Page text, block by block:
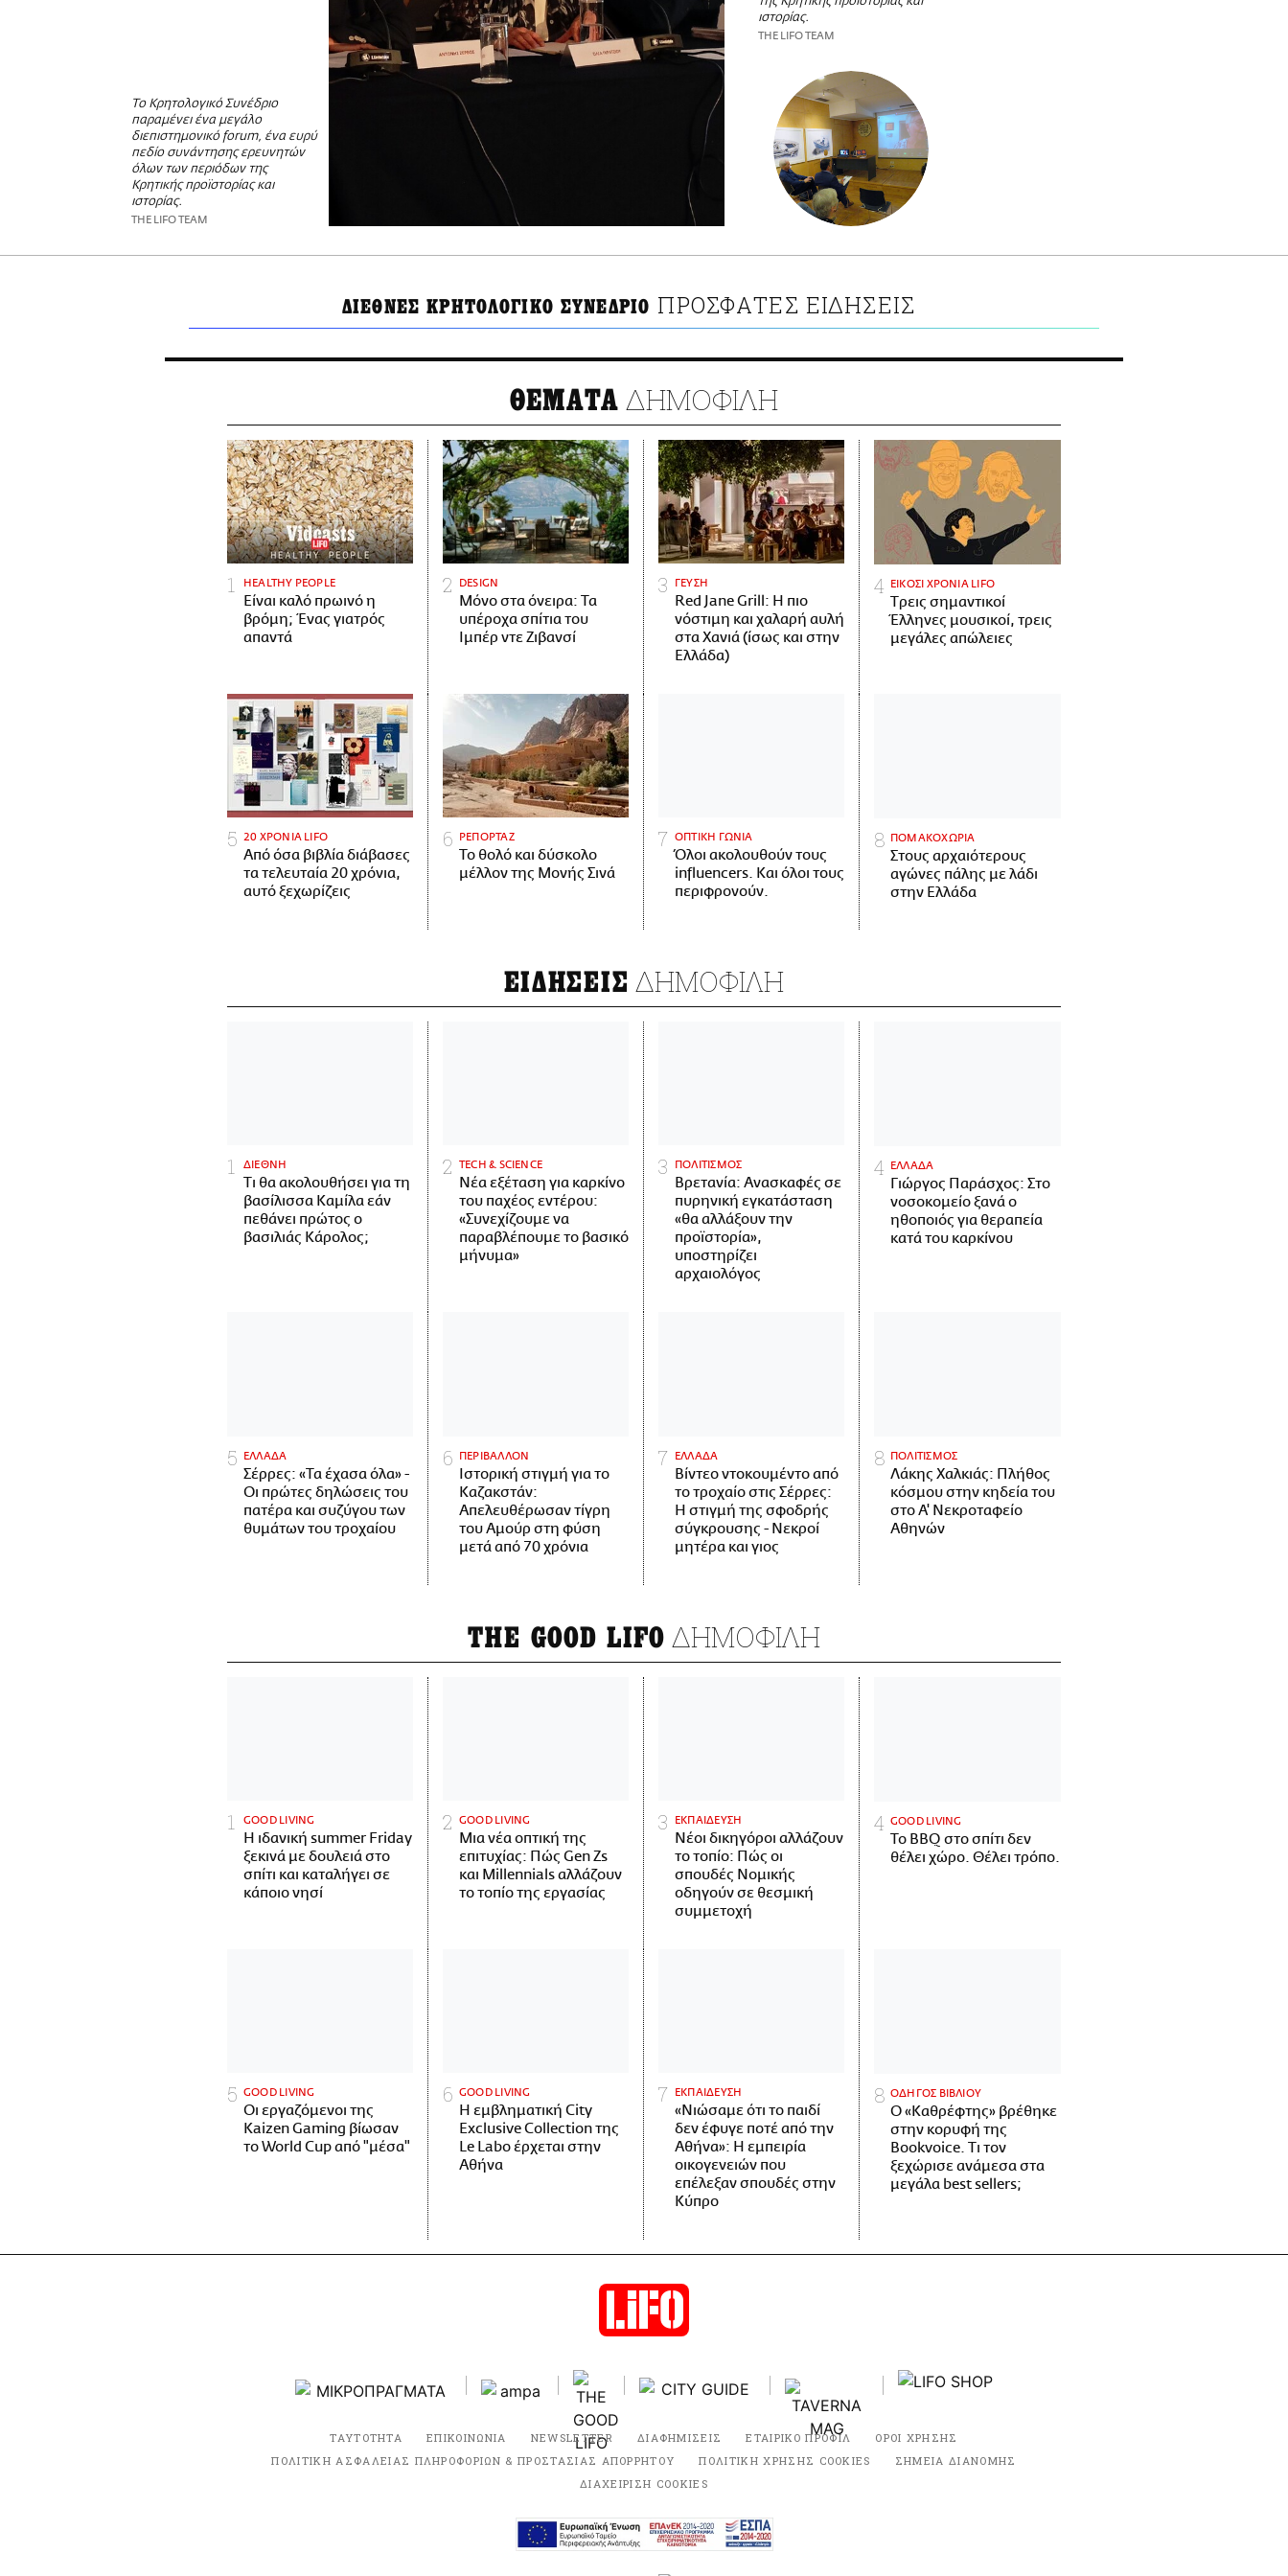
Το Κρητολογικό Συνέδριο
παραμένει ένα μεγάλο
διεπιστημονικό forum, ένα ευρύ
πεδίο συνάντησης ερευνητών
όλων των περιόδων της
Κρητικής προϊστορίας και
ιστορίας.
THE LIFO TEAM
ιστορίας.
THE LIFO TEAM
ΔΙΕΘΝΕΣ ΚΡΗΤΟΛΟΓΙΚΟ ΣΥΝΕΔΡΙΟ ΠΡΟΣΦΑΤΕΣ ΕΙΔΗΣΕΙΣ
ΘΕΜΑΤΑ ΔΗΜΟΦΙΛΗ
HEALTHY PEOPLE
Είναι καλό πρωινό η
βρόμη; Ένας γιατρός
απαντά
DESIGN
Μόνο στα όνειρα: Τα
υπέροχα σπίτια του
Ιμπέρ ντε Ζιβανσί
ΓΕΥΣΗ
Red Jane Grill: Η πιο
νόστιμη και χαλαρή αυλή
στα Χανιά (ίσως και στην
Ελλάδα)
ΕΙΚΟΣΙ ΧΡΟΝΙΑ LIFO
Tρεις σημαντικοί
Έλληνες μουσικοί, τρεις
μεγάλες απώλειες
20 ΧΡΟΝΙΑ LIFO
Από όσα βιβλία διάβασες
τα τελευταία 20 χρόνια,
αυτό ξεχωρίζεις
ΡΕΠΟΡΤΑΖ
Το θολό και δύσκολο
μέλλον της Μονής Σινά
ΟΠΤΙΚΗ ΓΩΝΙΑ
Όλοι ακολουθούν τους
influencers. Και όλοι τους
περιφρονούν.
ΠΟΜΑΚΟΧΩΡΙΑ
Στους αρχαιότερους
αγώνες πάλης με λάδι
στην Ελλάδα
ΕΙΔΗΣΕΙΣ ΔΗΜΟΦΙΛΗ
ΔΙΕΘΝΗ
Τι θα ακολουθήσει για τη
βασίλισσα Καμίλα εάν
πεθάνει πρώτος ο
βασιλιάς Κάρολος;
ΤECH & SCIENCE
Νέα εξέταση για καρκίνο
του παχέος εντέρου:
«Συνεχίζουμε να
παραβλέπουμε το βασικό
μήνυμα»
ΠΟΛΙΤΙΣΜΟΣ
Βρετανία: Ανασκαφές σε
πυρηνική εγκατάσταση
«θα αλλάξουν την
προϊστορία»,
υποστηρίζει
αρχαιολόγος
ΕΛΛΑΔΑ
Γιώργος Παράσχος: Στο
νοσοκομείο ξανά ο
ηθοποιός για θεραπεία
κατά του καρκίνου
ΕΛΛΑΔΑ
Σέρρες: «Τα έχασα όλα» -
Οι πρώτες δηλώσεις του
πατέρα και συζύγου των
θυμάτων του τροχαίου
ΠΕΡΙΒΑΛΛΟΝ
Ιστορική στιγμή για το
Καζακστάν:
Απελευθέρωσαν τίγρη
του Αμούρ στη φύση
μετά από 70 χρόνια
ΕΛΛΑΔΑ
Βίντεο ντοκουμέντο από
το τροχαίο στις Σέρρες:
Η στιγμή της σφοδρής
σύγκρουσης - Νεκροί
μητέρα και γιος
ΠΟΛΙΤΙΣΜΟΣ
Λάκης Χαλκιάς: Πλήθος
κόσμου στην κηδεία του
στο Α' Νεκροταφείο
Αθηνών
THE GOOD LIFO ΔΗΜΟΦΙΛΗ
GOOD LIVING
Η ιδανική summer Friday
ξεκινά με δουλειά στο
σπίτι και καταλήγει σε
κάποιο νησί
GOOD LIVING
Μια νέα οπτική της
επιτυχίας: Πώς Gen Zs
και Millennials αλλάζουν
το τοπίο της εργασίας
ΕΚΠΑΙΔΕΥΣΗ
Νέοι δικηγόροι αλλάζουν
το τοπίο: Πώς οι
σπουδές Νομικής
οδηγούν σε θεσμική
συμμετοχή
GOOD LIVING
Το BBQ στο σπίτι δεν
θέλει χώρο. Θέλει τρόπο.
GOOD LIVING
Οι εργαζόμενοι της
Kaizen Gaming βίωσαν
το World Cup από "μέσα"
GOOD LIVING
Η εμβληματική City
Exclusive Collection της
Le Labo έρχεται στην
Αθήνα
ΕΚΠΑΙΔΕΥΣΗ
«Νιώσαμε ότι το παιδί
δεν έφυγε ποτέ από την
Αθήνα»: Η εμπειρία
οικογενειών που
επέλεξαν σπουδές στην
Κύπρο
ΟΔΗΓΟΣ ΒΙΒΛΙΟΥ
Ο «Καθρέφτης» βρέθηκε
στην κορυφή της
Bookvoice. Τι τον
ξεχώρισε ανάμεσα στα
μεγάλα best sellers;
ΤΑΥΤΟΤΗΤΑ ΕΠΙΚΟΙΝΩΝΙΑ NEWSLETTER ΔΙΑΦΗΜΙΣΕΙΣ ΕΤΑΙΡΙΚΟ ΠΡΟΦΙΛ
ΟΡΟΙ ΧΡΗΣΗΣ
ΠΟΛΙΤΙΚΗ ΑΣΦΑΛΕΙΑΣ ΠΛΗΡΟΦΟΡΙΩΝ & ΠΡΟΣΤΑΣΙΑΣ ΑΠΟΡΡΗΤΟΥ
ΠΟΛΙΤΙΚΗ ΧΡΗΣΗΣ COOKIES
ΣΗΜΕΙΑ ΔΙΑΝΟΜΗΣ
ΔΙΑΧΕΙΡΙΣΗ COOKIES